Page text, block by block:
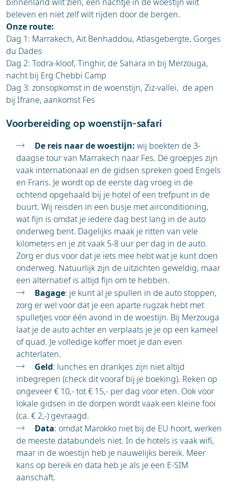
beleven en niet zelf wilt rijden door de bergen.
Onze route:
Dag 1: Marrakech, Ait Benhaddou, Atlasgebergte, Gorges
du Dades
Dag 2: Todra-kloof, Tinghir, de Sahara in bij Merzouga,
nacht bij Erg Chebbi Camp
Dag 3: zonsopkomst in de woenstijn, Ziz-vallei, de apen
bij Ifrane, aankomst Fes
Voorbereiding op woenstijn-safari
De reis naar de woestijn: wij boekten de 3-
daagse tour van Marrakech naar Fes. De groepjes zijn
vaak internationaal en de gidsen spreken goed Engels
en Frans. Je wordt op de eerste dag vroeg in de
ochtend opgehaald bij je hotel of een trefpunt in de
buurt. Wij reisden in een busje met airconditioning,
wat fijn is omdat je iedere dag best lang in de auto
onderweg bent. Dagelijks maak je ritten van vele
kilometers en je zit vaak 5-8 uur per dag in de auto.
Zorg er dus voor dat je iets mee hebt wat je kunt doen
onderweg. Natuurlijk zijn de uitzichten geweldig, maar
een alternatief is altijd fijn om te hebben.
Bagage: je kunt al je spullen in de auto stoppen,
zorg er wel voor dat je een aparte rugzak hebt met
spulletjes voor één avond in de woestijn. Bij Merzouga
laat je de auto achter en verplaats je je op een kameel
of quad. Je volledige koffer moet je dan even
achterlaten.
Geld: lunches en drankjes zijn niet altijd
inbegrepen (check dit vooraf bij je boeking). Reken op
ongeveer € 10,- tot € 15,- per dag voor eten. Ook voor
lokale gidsen in de dorpen wordt vaak een kleine fooi
(ca. € 2,-) gevraagd.
Data: omdat Marokko niet bij de EU hoort, werken
de meeste databundels niet. In de hotels is vaak wifi,
maar in de woestijn heb je nauwelijks bereik. Meer
kans op bereik en data heb je als je een E-SIM
aanschaft.